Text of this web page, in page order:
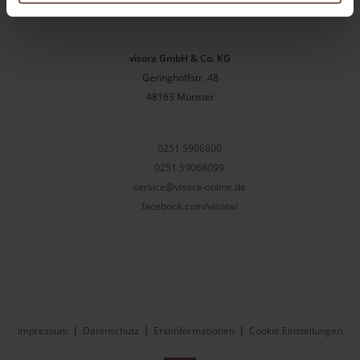
visora GmbH & Co. KG
Geringhoffstr. 48
48163 Münster
0251 5906800
0251 59068099
service@visora-online.de
facebook.com/visora/
Impressum Datenschutz Erstinformationen Cookie Einstellungen